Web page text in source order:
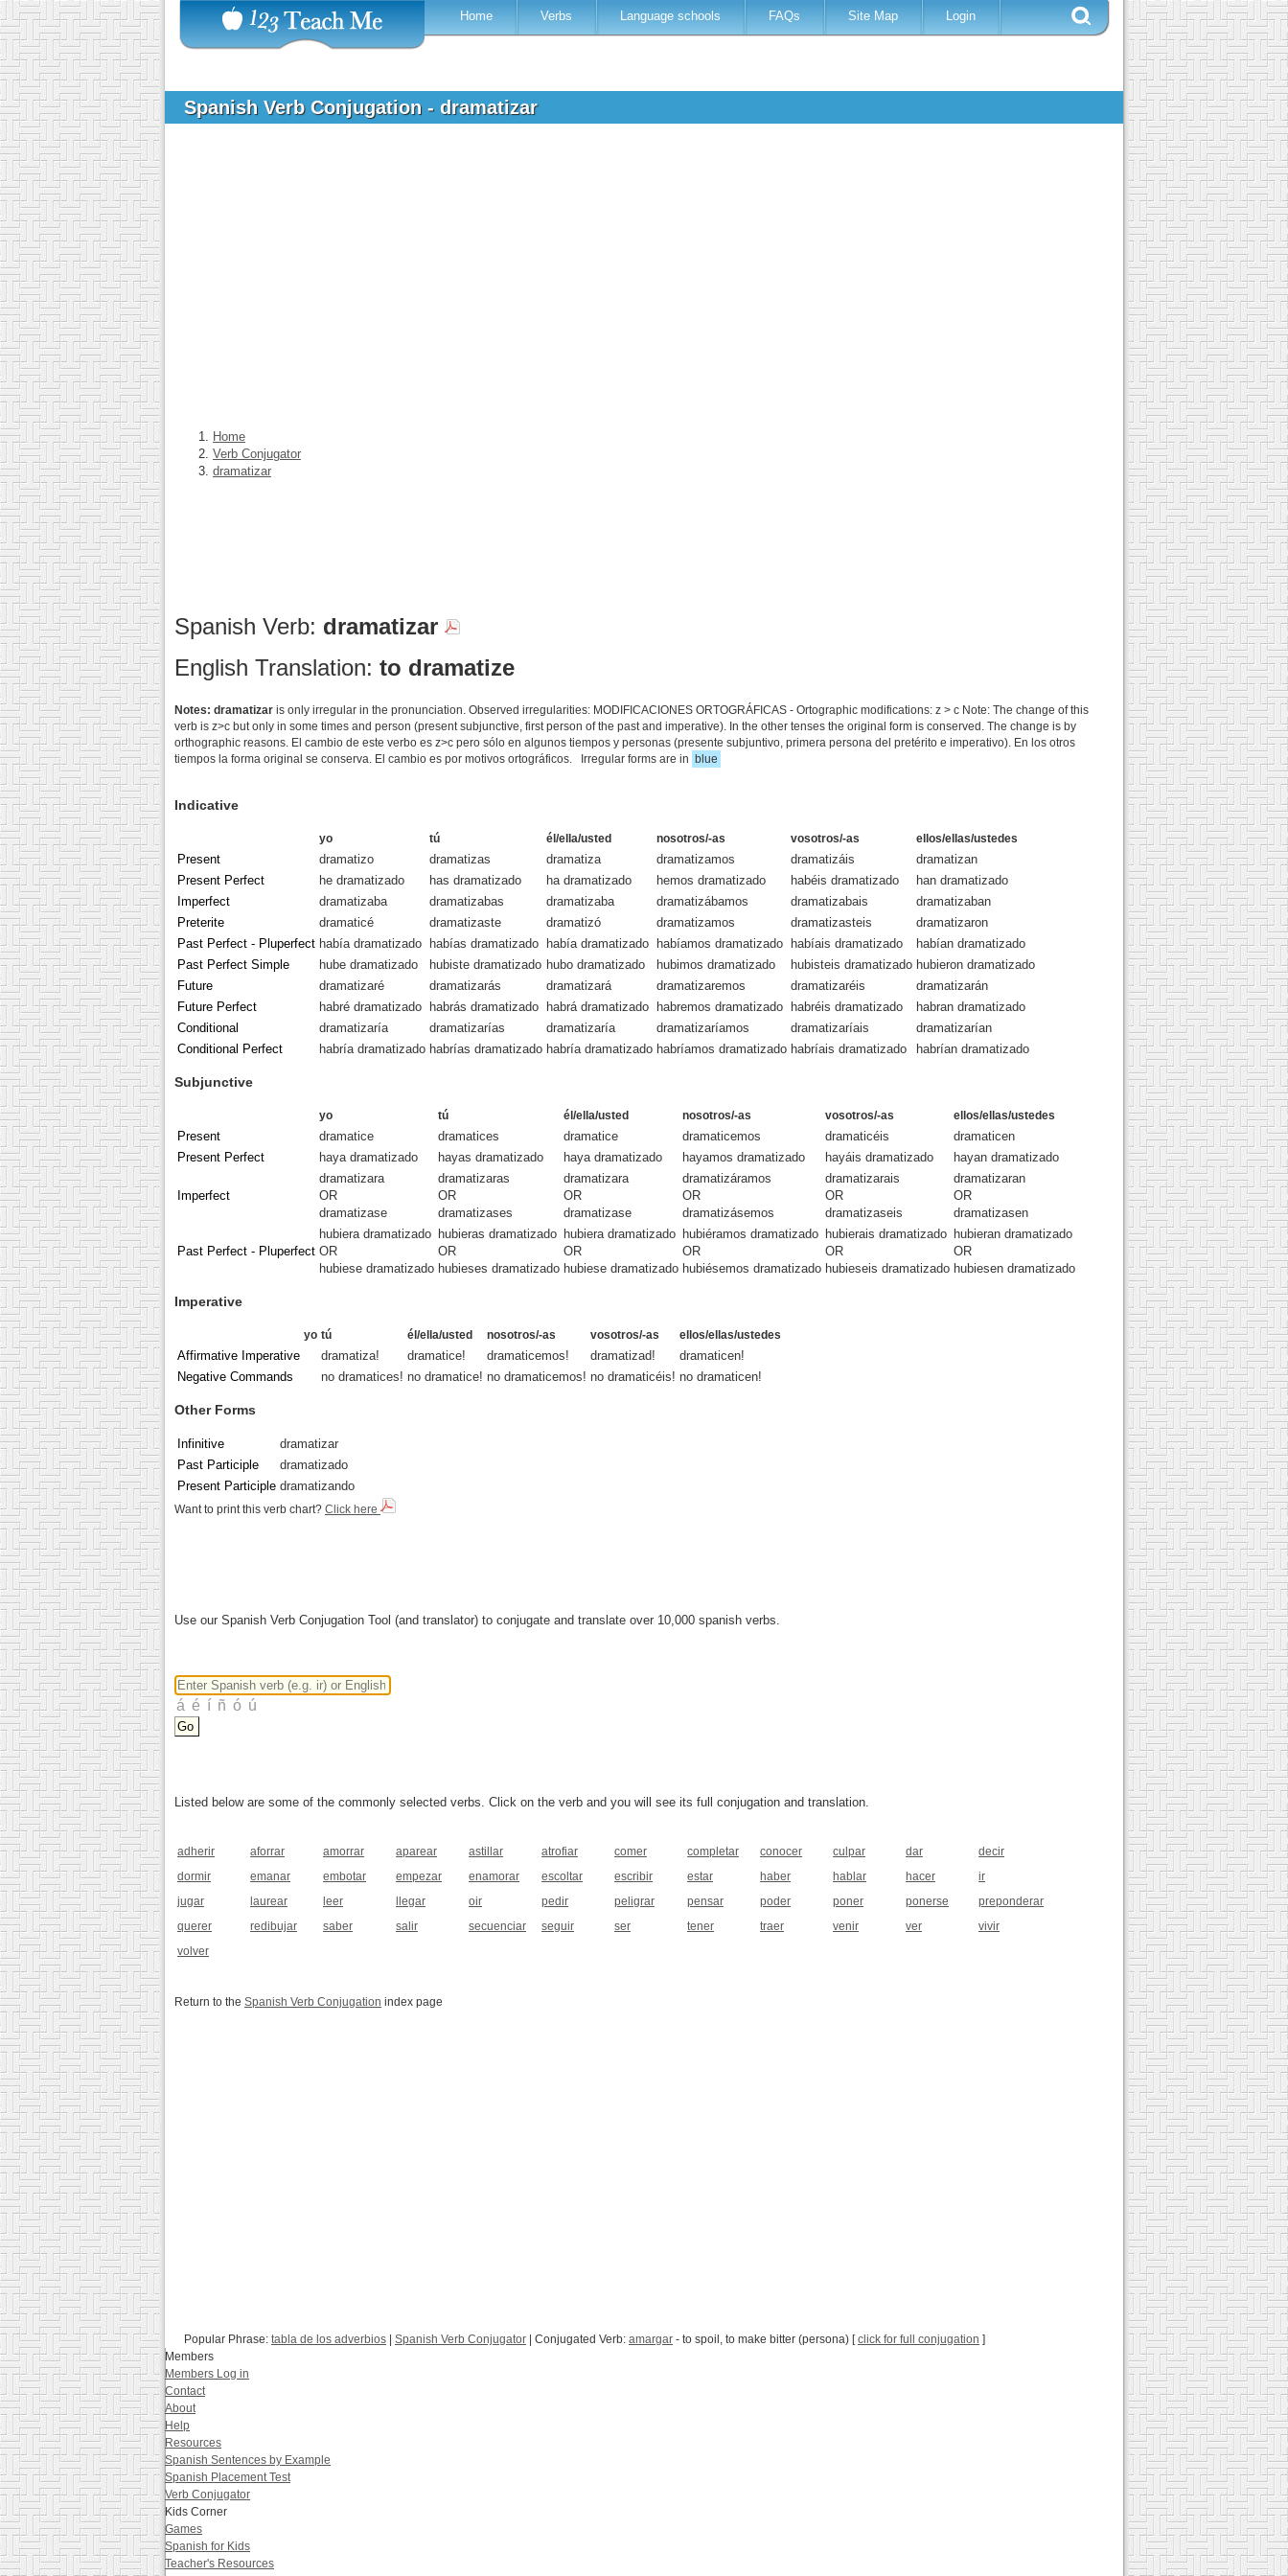
Home Verbs Language schools FAQs Site Map Login
Spanish Verb Conjugation - dramatizar
Home
Verb Conjugator
dramatizar
Spanish Verb: dramatizar
English Translation: to dramatize
Notes: dramatizar is only irregular in the pronunciation. Observed irregularities: MODIFICACIONES ORTOGRÁFICAS - Ortographic modifications: z > c Note: The change of this
verb is z>c but only in some times and person (present subjunctive, first person of the past and imperative). In the other tenses the original form is conserved. The change is by
orthographic reasons. El cambio de este verbo es z>c pero sólo en algunos tiempos y personas (presente subjuntivo, primera persona del pretérito e imperativo). En los otros
tiempos la forma original se conserva. El cambio es por motivos ortográficos. Irregular forms are in blue
Indicative
yo tú él/ella/usted nosotros/-as vosotros/-as ellos/ellas/ustedes
Present dramatizo dramatizas dramatiza dramatizamos dramatizáis
dramatizan
Present Perfect
he dramatizado has dramatizado ha dramatizado hemos dramatizado habéis dramatizado
han dramatizado
Imperfect
dramatizaba dramatizabas dramatizaba dramatizábamos dramatizabais
dramatizaban
Preterite
dramaticé dramatizaste dramatizó dramatizamos dramatizasteis
dramatizaron
Past Perfect - Pluperfect había dramatizado habías dramatizado había dramatizado habíamos dramatizado habíais dramatizado
habían dramatizado
Past Perfect Simple
hube dramatizado hubiste dramatizado hubo dramatizado hubimos dramatizado hubisteis dramatizado hubieron dramatizado
Future
dramatizaré dramatizarás dramatizará dramatizaremos dramatizaréis
dramatizarán
Future Perfect
habré dramatizado habrás dramatizado habrá dramatizado habremos dramatizado habréis dramatizado
habran dramatizado
Conditional
dramatizaría dramatizarías dramatizaría dramatizaríamos dramatizaríais
dramatizarían
Conditional Perfect
habría dramatizado habrías dramatizado habría dramatizado habríamos dramatizado habríais dramatizado habrían dramatizado
Subjunctive
yo tú él/ella/usted nosotros/-as vosotros/-as ellos/ellas/ustedes
Present dramatice dramatices dramatice dramaticemos dramaticéis
dramaticen
Present Perfect
haya dramatizado hayas dramatizado haya dramatizado hayamos dramatizado hayáis dramatizado hayan dramatizado
Imperfect
dramatizara
OR
dramatizase
dramatizaras
OR
dramatizases
dramatizara
OR
dramatizase
dramatizáramos
OR
dramatizásemos
dramatizarais
OR
dramatizaseis
dramatizaran
OR
dramatizasen
Past Perfect - Pluperfect
hubiera dramatizado
OR
hubiese dramatizado
hubieras dramatizado
OR
hubieses dramatizado
hubiera dramatizado
OR
hubiese dramatizado
hubiéramos dramatizado
OR
hubiésemos dramatizado
hubierais dramatizado
OR
hubieseis dramatizado
hubieran dramatizado
OR
hubiesen dramatizado
Imperative
yo tú él/ella/usted nosotros/-as vosotros/-as ellos/ellas/ustedes
Affirmative Imperative dramatiza! dramatice! dramaticemos! dramatizad!
dramaticen!
Negative Commands
no dramatices! no dramatice! no dramaticemos! no dramaticéis! no dramaticen!
Other Forms
Infinitive
dramatizar
Past Participle
dramatizado
Present Participle dramatizando
Want to print this verb chart? Click here
Use our Spanish Verb Conjugation Tool (and translator) to conjugate and translate over 10,000 spanish verbs.
Listed below are some of the commonly selected verbs. Click on the verb and you will see its full conjugation and translation.
adherir aforrar amorrar aparear astillar atrofiar comer completar conocer culpar dar
decir
dormir
emanar embotar empezar enamorar escoltar escribir estar haber hablar hacer
ir
jugar
laurear leer llegar oir pedir peligrar pensar poder poner ponerse
preponderar
querer
redibujar saber salir secuenciar seguir ser tener traer venir ver
vivir
volver
Return to the Spanish Verb Conjugation index page
Popular Phrase: tabla de los adverbios | Spanish Verb Conjugator | Conjugated Verb: amargar - to spoil, to make bitter (persona) [click for full conjugation ]
Members
Members Log in
Contact
About
Help
Resources
Spanish Sentences by Example
Spanish Placement Test
Verb Conjugator
Kids Corner
Games
Spanish for Kids
Teacher's Resources